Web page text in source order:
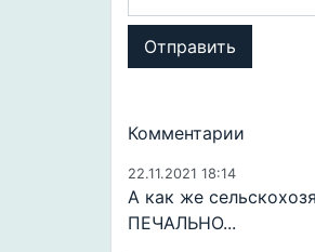
Отправить
Комментарии
22.11.2021 18:14
А как же
ПЕЧАЛЬНО...